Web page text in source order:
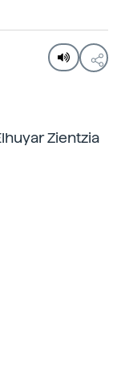
Zientzia